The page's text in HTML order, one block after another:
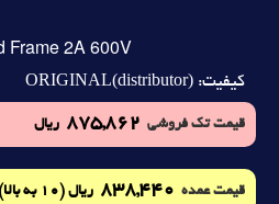
Frame 2A 600V
کیفیت: ORIGINAL(distributor)
قیمت تک فروشی 875,862 ریال
قیمت عمده 838,440 ریال (10 به بالا)